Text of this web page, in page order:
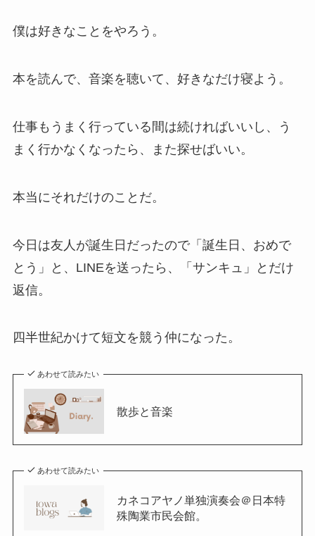
僕は好きなことをやろう。
本を読んで、音楽を聴いて、好きなだけ寝よう。
仕事もうまく行っている間は続ければいいし、う
まく行かなくなったら、また探せばいい。
本当にそれだけのことだ。
今日は友人が誕生日だったので「誕生日、おめで
とう」と、LINEを送ったら、「サンキュ」とだけ
返信。
四半世紀かけて短文を競う仲になった。
あわせて読みたい
散歩と音楽
あわせて読みたい
カネコアヤノ単独演奏会＠日本特
殊陶業市民会館。